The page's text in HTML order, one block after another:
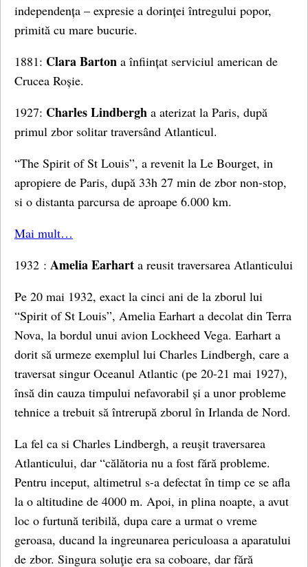
independența – expresie a dorinței întregului popor,
primită cu mare bucurie.
1881: Clara Barton a înființat serviciul american de
Crucea Roșie.
1927: CharlesLindbergh a aterizat la Paris, după
primul zbor solitar traversând Atlanticul.
“The Spirit of St Louis”, a revenit la Le Bourget, in
apropiere de Paris, după 33h 27 min de zbor non-stop,
si o distanta parcursa de aproape 6.000 km.
Mai mult…
1932 : Amelia Earhart a reusit traversarea Atlanticului
Pe 20 mai 1932, exact la cinci ani de la zborul lui
“Spirit of St Louis”, Amelia Earhart a decolat din Terra
Nova, la bordul unui avion Lockheed Vega. Earhart a
dorit să urmeze exemplul lui Charles Lindbergh, care a
traversat singur Oceanul Atlantic (pe 20-21 mai 1927),
însă din cauza timpului nefavorabil și a unor probleme
tehnice a trebuit să întrerupă zborul în Irlanda de Nord.
La fel ca si Charles Lindbergh, a reuşit traversarea
Atlanticului, dar “călătoria nu a fost fără probleme.
Pentru inceput, altimetrul s-a defectat în timp ce se afla
la o altitudine de 4000 m. Apoi, in plina noapte, a avut
loc o furtună teribilă, dupa care a urmat o vreme
geroasa, ducand la ingreunarea periculoasa a aparatului
de zbor. Singura soluţie era sa coboare, dar fără